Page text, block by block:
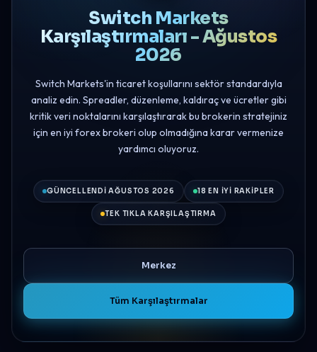
Switch Markets
Karşılaştırmaları - Ağustos
2026
Switch Markets'in ticaret koşullarını sektör standardıyla
analiz edin. Spreadler, düzenleme, kaldıraç ve ücretler gibi
kritik veri noktalarını karşılaştırarak bu brokerin stratejiniz
için en iyi forex brokeri olup olmadığına karar vermenize
yardımcı oluyoruz.
GÜNCELLENDI AĞUSTOS 2026 18 EN İYI RAKIPLER
TEK TIKLA KARŞILAŞTIRMA
Merkez
Tüm Karşılaştırmalar